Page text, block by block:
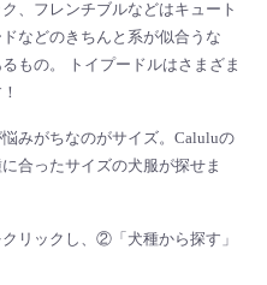
、フレンチブルなどはキュート
などのきちんと系が似合うな
もの。 トイプードルはさまざま
みがちなのがサイズ。Caluluの
合ったサイズの犬服が探せま
リックし、②「犬種から探す」